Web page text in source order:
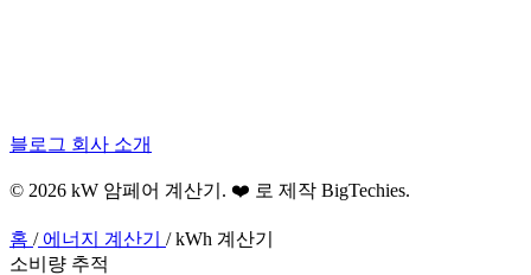
블로그 회사 소개
© 2026 kW 암페어 계산기. ❤️ 로 제작 BigTechies.
홈 /에너지 계산기 /kWh 계산기
소비량 추적